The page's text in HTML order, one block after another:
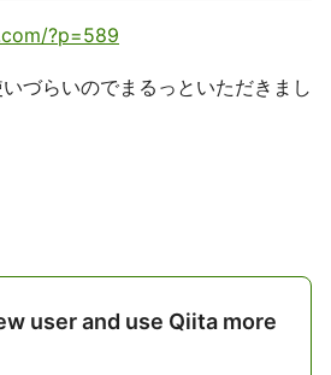
?p=589
づらいのでまるっといただきまし
user and use Qiita more